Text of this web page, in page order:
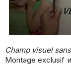
Champ visuel
Montage exclusif